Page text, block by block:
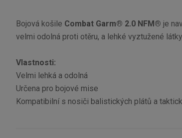
Bojová košile Combat Garm® 2.0 NFM® je
velmi odolná proti otěru, a lehké vyztužené
Vlastnosti:
Velmi lehká a odolná
Určena pro bojové mise
Kompatibilní s nosiči balistických plátů a